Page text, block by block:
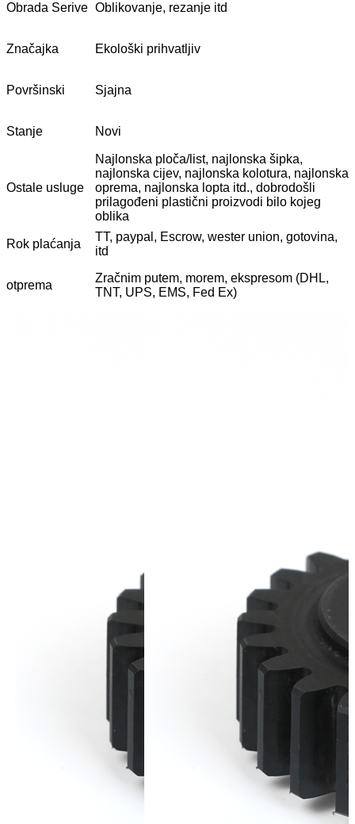
Obrada Serive Oblikovanje, rezanje itd
Značajka Ekološki prihvatljiv
Površinski Sjajna
Stanje Novi
Ostale usluge
Najlonska ploča/list, najlonska šipka,
najlonska cijev, najlonska kolotura, najlonska
oprema, najlonska lopta itd., dobrodošli
prilagođeni plastični proizvodi bilo kojeg
oblika
Rok plaćanja
TT, paypal, Escrow, wester union, gotovina,
itd
otprema
Zračnim putem, morem, ekspresom (DHL,
TNT, UPS, EMS, Fed Ex)